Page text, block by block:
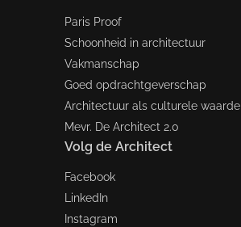
Paris Proof
Schoonheid in architectuur
Vakmanschap
Goed opdrachtgeverschap
Architectuur als culturele waarde
Mevr. De Architect 2.0
Volg de Architect
Facebook
LinkedIn
Instagram